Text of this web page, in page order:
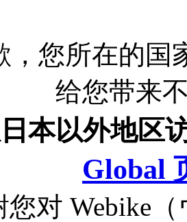
，您所在的国
给您带来
本以外地区
Global
您对 Webike